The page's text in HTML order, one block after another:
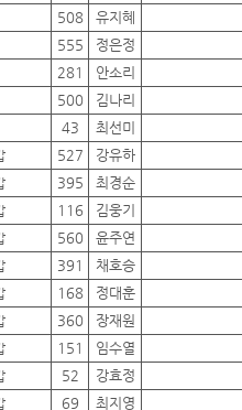
508 유지혜
555 정은정
281 안소리
500 김나리
43 최선미
527 강유하
395 최경순
116 김웅기
560 윤주연
391 채호승
168 정대훈
360 장재원
151 임수열
52 강효정
69 최지영